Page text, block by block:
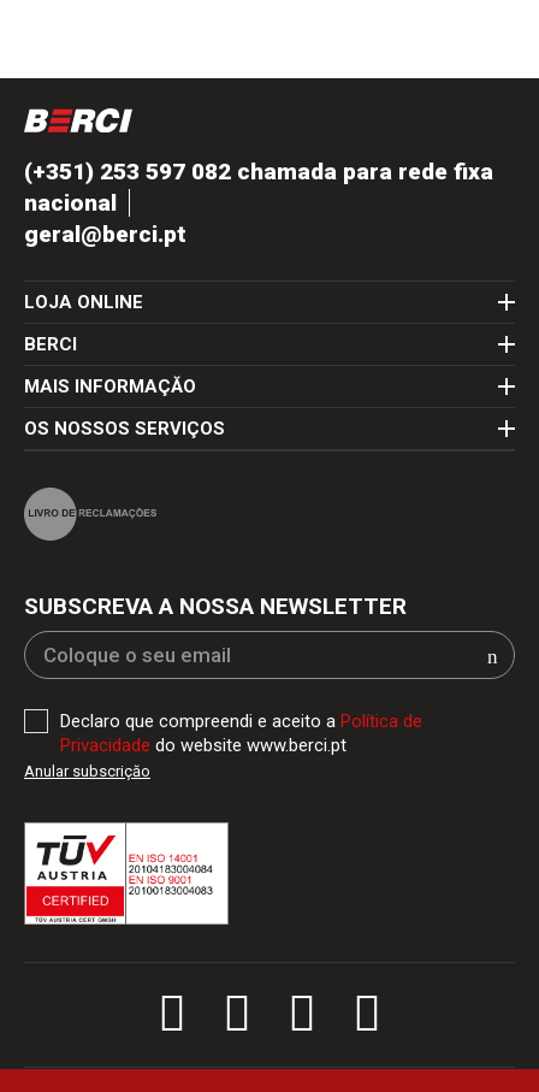
(+351) 253 597 082 chamada para rede fixa
nacional
geral@berci.pt
LOJA ONLINE
BERCI
MAIS INFORMAÇĂO
OS NOSSOS SERVIÇOS
SUBSCREVA A NOSSA NEWSLETTER
Declaro que compreendi e aceito a Política de
Privacidade do website www.berci.pt
Anular subscriçăo